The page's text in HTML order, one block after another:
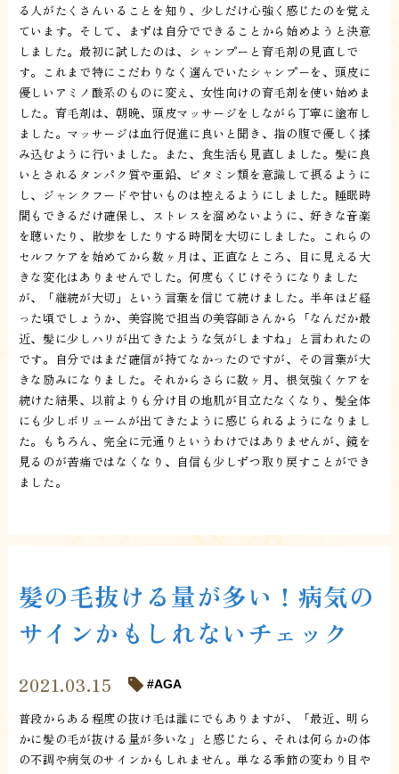
る人がたくさんいることを知り、少しだけ心強く感じたのを覚え
ています。そして、まずは自分でできることから始めようと決意
しました。最初に試したのは、シャンプーと育毛剤の見直しで
す。これまで特にこだわりなく選んでいたシャンプーを、頭皮に
優しいアミノ酸系のものに変え、女性向けの育毛剤を使い始めま
した。育毛剤は、朝晩、頭皮マッサージをしながら丁寧に塗布し
ました。マッサージは血行促進に良いと聞き、指の腹で優しく揉
み込むように行いました。また、食生活も見直しました。髪に良
いとされるタンパク質や亜鉛、ビタミン類を意識して摂るように
し、ジャンクフードや甘いものは控えるようにしました。睡眠時
間もできるだけ確保し、ストレスを溜めないように、好きな音楽
を聴いたり、散歩をしたりする時間を大切にしました。これらの
セルフケアを始めてから数ヶ月は、正直なところ、目に見える大
きな変化はありませんでした。何度もくじけそうになりました
が、「継続が大切」という言葉を信じて続けました。半年ほど経
った頃でしょうか、美容院で担当の美容師さんから「なんだか最
近、髪に少しハリが出てきたような気がしますね」と言われたの
です。自分ではまだ確信が持てなかったのですが、その言葉が大
きな励みになりました。それからさらに数ヶ月、根気強くケアを
続けた結果、以前よりも分け目の地肌が目立たなくなり、髪全体
にも少しボリュームが出てきたように感じられるようになりまし
た。もちろん、完全に元通りというわけではありませんが、鏡を
見るのが苦痛ではなくなり、自信も少しずつ取り戻すことができ
ました。
髪の毛抜ける量が多い！病気の
サインかもしれないチェック
2021.03.15 AGA
普段からある程度の抜け毛は誰にでもありますが、「最近、明ら
かに髪の毛が抜ける量が多いな」と感じたら、それは何らかの体
の不調や病気のサインかもしれません。単なる季節の変わり目や